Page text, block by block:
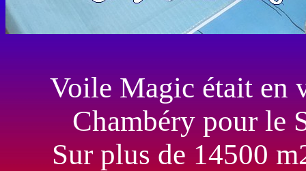
Voile Magic était en
Chambéry pour le
Sur plus de 14500